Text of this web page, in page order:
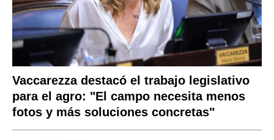
Vaccarezza destacó el trabajo legislativo
para el agro: "El campo necesita menos
fotos y más soluciones concretas"